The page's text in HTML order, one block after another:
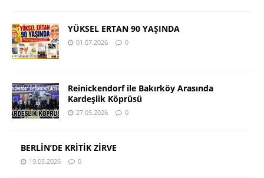
YÜKSEL ERTAN 90 YAŞINDA
01.07.2026 0
Reinickendorf ile Bakırköy Arasında
Kardeşlik Köprüsü
27.05.2026 0
BERLİN’DE KRİTİK ZİRVE
19.05.2026 0